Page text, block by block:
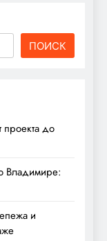
ПОИСК
проекта до
Владимире:
и